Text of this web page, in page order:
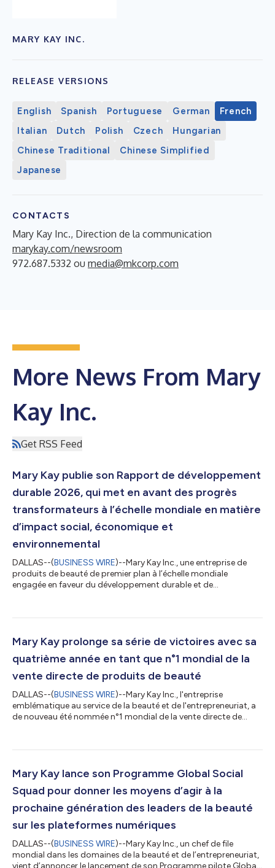
MARY KAY INC.
RELEASE VERSIONS
English Spanish Portuguese German
French
Italian
Dutch Polish Czech
Hungarian
Chinese Traditional
Chinese Simplified
Japanese
CONTACTS
Mary Kay Inc., Direction de la communication
marykay.com/newsroom
972.687.5332 ou media@mkcorp.com
More News From Mary
Kay Inc.
Get RSS Feed
Mary Kay publie son Rapport de développement
durable 2026, qui met en avant des progrès
transformateurs à l’échelle mondiale en matière
d’impact social, économique et
environnemental
DALLAS--(BUSINESS WIRE)--Mary Kay Inc., une entreprise de
produits de beauté de premier plan à l’échelle mondiale
engagée en faveur du développement durable et de
(2026 Sustainability Report). Ce rapport présente les progrès
célèbre les réalisations de 2025 et met en lumière les dernières
avancées qui continuent de générer un i...
Mary Kay prolonge sa série de victoires avec sa
quatrième année en tant que n°1 mondial de la
vente directe de produits de beauté
DALLAS--(BUSINESS WIRE)--Mary Kay Inc., l'entreprise
emblématique au service de la beauté et de l'entrepreneuriat, a
de nouveau été nommée n°1 mondial de la vente directe de
d'excellence pour la quatrième année consécutive. « Recevoir la
année consécutive est une véritable validation approbation de
l’impact de nos conseil...
Mary Kay lance son Programme Global Social
Squad pour donner les moyens d’agir à la
prochaine génération des leaders de la beauté
sur les plateformes numériques
DALLAS--(BUSINESS WIRE)--Mary Kay Inc., un chef de file
mondial dans les domaines de la beauté et de l’entrepreneuriat,
vient d’annoncer le lancement de son Programme pilote Global